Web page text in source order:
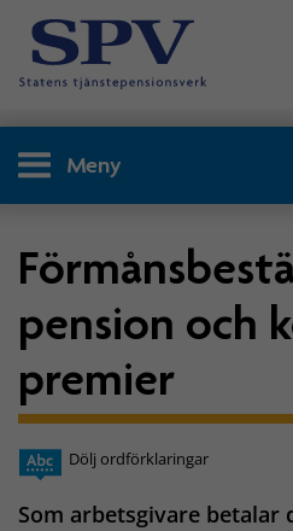
Meny
pension och
premier
Dölj ordförklaringar
Som arbetsgivare betalar